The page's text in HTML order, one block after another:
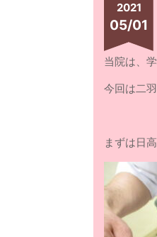
2021
05/01
当院は、
今回は二
まずは日